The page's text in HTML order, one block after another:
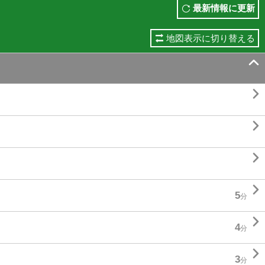
最新情報に更新
地図表示に切り替える




5分 
4分 
3分 